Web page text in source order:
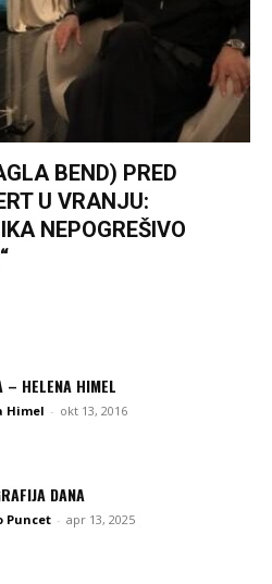
BEND) PRED
U VRANJU:
NEPOGREŠIVO
– HELENA HIMEL
Himel - okt 13, 2016
DANA
Puncet - apr 13, 2025